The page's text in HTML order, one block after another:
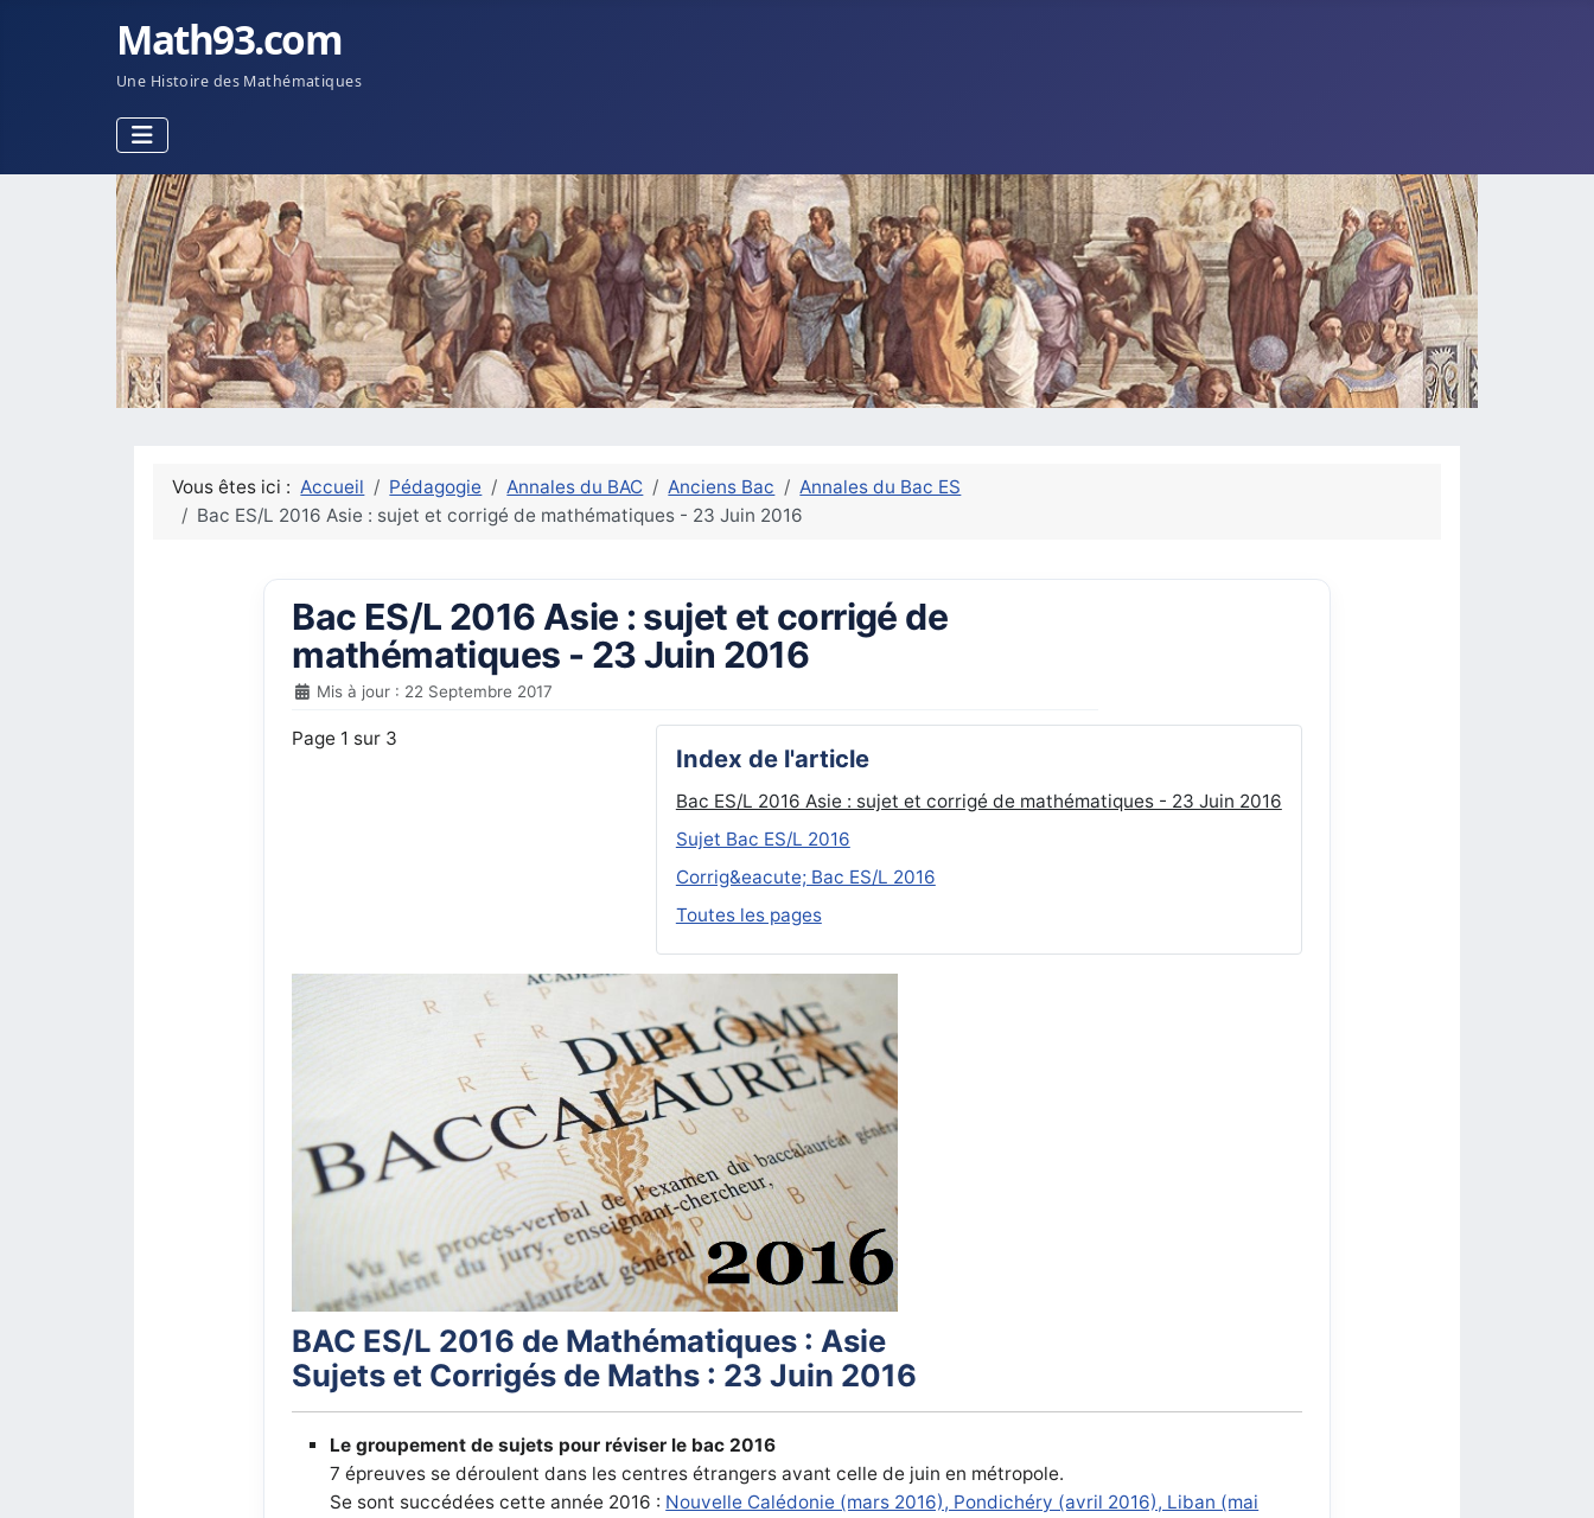
Math93.com
Une Histoire des Mathématiques
Vous êtes ici :Accueil Pédagogie Annales du BAC Anciens Bac
Annales du Bac ES
Bac ES/L 2016 Asie : sujet et corrigé de mathématiques - 23 Juin 2016
Bac ES/L 2016 Asie : sujet et corrigé de
mathématiques - 23 Juin 2016
Mis à jour : 22 Septembre 2017
Index de l'article
Bac ES/L 2016 Asie : sujet et corrigé de mathématiques - 23 Juin 2016
Sujet Bac ES/L 2016
Corrig&eacute; Bac ES/L 2016
Toutes les pages
Page 1 sur 3
BAC ES/L 2016 de Mathématiques : Asie
Sujets et Corrigés de Maths : 23 Juin 2016
Le groupement de sujets pour réviser le bac 2016
7 épreuves se déroulent dans les centres étrangers avant celle de juin en métropole.
Se sont succédées cette année 2016 : Nouvelle Calédonie (mars 2016), Pondichéry (avril 2016), Liban (mai